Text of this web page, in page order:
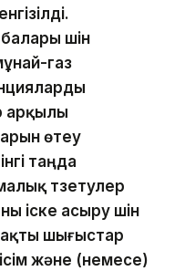
үшін
газ
арқылы
өтеу
таңда
түзетулер
іске асыру үшін
шығыстар
және (немесе)